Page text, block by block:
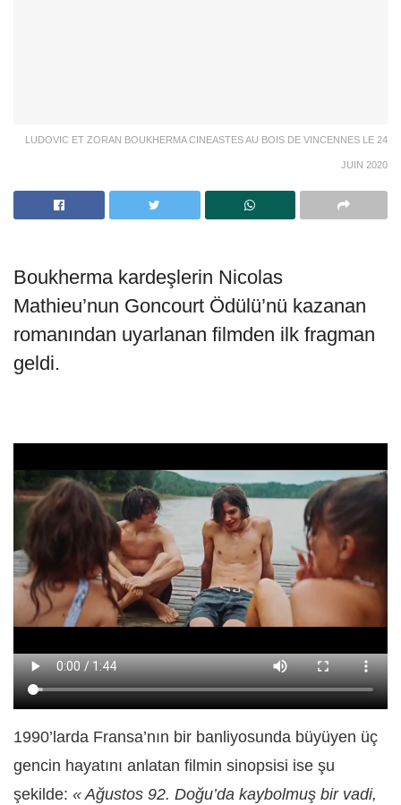
LUDOVIC ET ZORAN BOUKHERMA CINEASTES AU BOIS DE VINCENNES LE 24
JUIN 2020
Boukherma kardeşlerin Nicolas
Mathieu’nun Goncourt Ödülü’nü kazanan
romanından uyarlanan filmden ilk fragman
geldi.
1990’larda Fransa’nın bir banliyosunda büyüyen üç
gencin hayatını anlatan filmin sinopsisi ise şu
şekilde: « Ağustos 92. Doğu’da kaybolmuş bir vadi,